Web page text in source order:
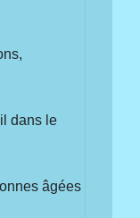
dans le
âgées